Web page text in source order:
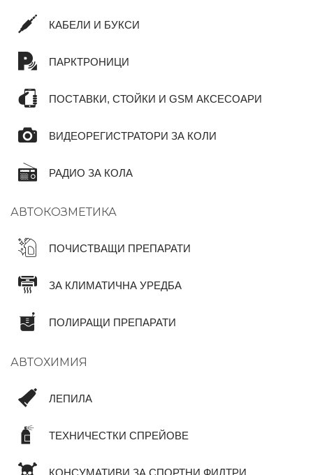
КАБЕЛИ И БУКСИ
ПАРКТРОНИЦИ
ПОСТАВКИ, СТОЙКИ И GSM АКСЕСОАРИ
ВИДЕОРЕГИСТРАТОРИ ЗА КОЛИ
РАДИО ЗА КОЛА
АВТОКОЗМЕТИКА
ПОЧИСТВАЩИ ПРЕПАРАТИ
ЗА КЛИМАТИЧНА УРЕДБА
ПОЛИРАЩИ ПРЕПАРАТИ
АВТОХИМИЯ
ЛЕПИЛА
ТЕХНИЧЕСТКИ СПРЕЙОВЕ
КОНСУМАТИВИ ЗА СПОРТНИ ФИЛТРИ